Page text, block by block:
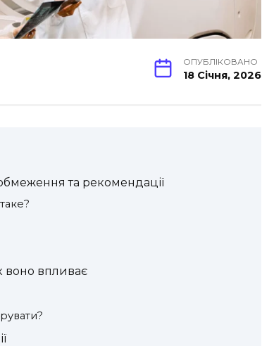
ОПУБЛІКОВАНО
18 Січня, 2026
та рекомендації
воно впливає